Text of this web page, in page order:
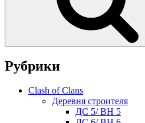
Рубрики
Clash of Clans
Деревня строителя
ДС 5/ BH 5